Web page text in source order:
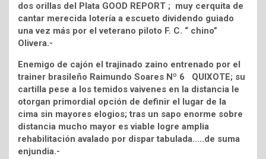
dos orillas del Plata GOOD REPORT ; muy cerquita de
cantar merecida lotería a escueto dividendo guiado
una vez más por el veterano piloto F. C. “ chino”
Olivera.-
Enemigo de cajón el trajinado zaino entrenado por el
trainer brasileño Raimundo Soares Nº 6 QUIXOTE; su
cartilla pese a los temidos vaivenes en la distancia le
otorgan primordial opción de definir el lugar de la
cima sin mayores elogios; tras un sapo enorme sobre
distancia mucho mayor es viable logre amplia
rehabilitación avalado por dispar tabulada…..de suma
enjundia.-